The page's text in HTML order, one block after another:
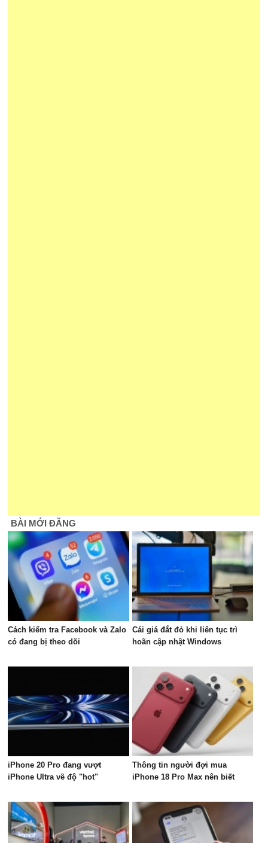
BÀI MỚI ĐĂNG
Cách kiểm tra Facebook và Zalo
có đang bị theo dõi
Cái giá đắt đỏ khi liên tục trì
hoãn cập nhật Windows
iPhone 20 Pro đang vượt
iPhone Ultra về độ "hot"
Thông tin người đợi mua
iPhone 18 Pro Max nên biết